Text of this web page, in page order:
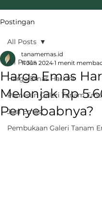
Postingan
All Posts
Harga Emas Hari Ini
Pameran Galeri Tanam
Jual Emas
Pembukaan Galeri Tanam
All Posts
Harga Emas
Melonjak Rp
Penyebabnya?
tanamemas.id
11 Jun 2024 1 menit